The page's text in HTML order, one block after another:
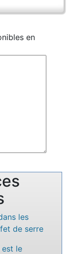
en
les
de serre
le